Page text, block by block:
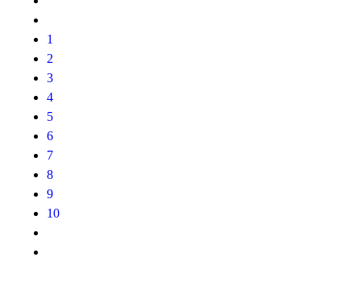
1
2
3
4
5
6
7
8
9
10